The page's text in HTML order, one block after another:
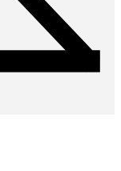
があります。
や当社からの
録、内容の再
の責任のも